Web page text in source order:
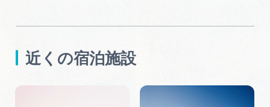
近くの宿泊施設